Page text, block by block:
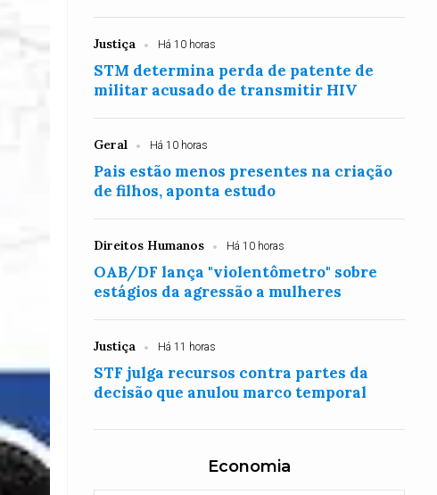
Justiça Há 10 horas
STM determina perda de patente de
militar acusado de transmitir HIV
Geral Há 10 horas
Pais estão menos presentes na criação
de filhos, aponta estudo
Direitos Humanos Há 10 horas
OAB/DF lança "violentômetro" sobre
estágios da agressão a mulheres
Justiça Há 11 horas
STF julga recursos contra partes da
decisão que anulou marco temporal
Economia